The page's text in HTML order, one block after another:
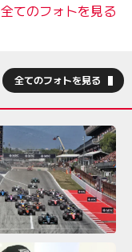
全てのフォトを見る
全てのフォトを見る